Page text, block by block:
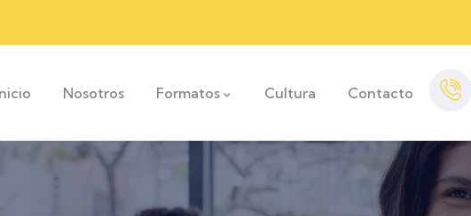
Nosotros Formatos Cultura Contacto